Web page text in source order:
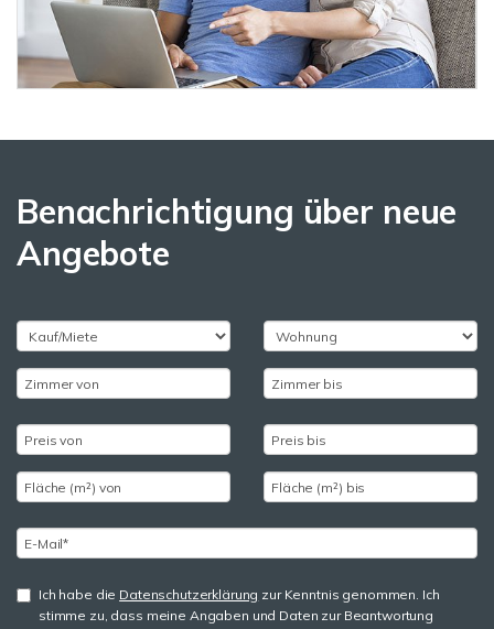
Benachrichtigung über neue
Angebote
Ich habe die Datenschutzerklärung zur Kenntnis genommen. Ich
stimme zu, dass meine Angaben und Daten zur Beantwortung